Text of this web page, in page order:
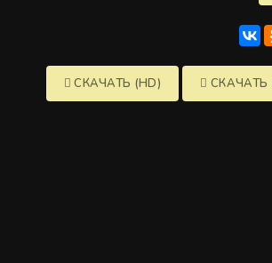
СКАЧАТЬ (HD) СКАЧАТЬ